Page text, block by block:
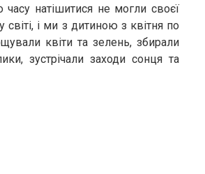
часу натішитися не могли своєї
світі, і ми з дитиною з квітня по
квіти та зелень, збирали
зустрічали заходи сонця та